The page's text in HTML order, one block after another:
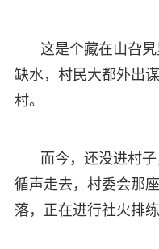
这是个藏在山旮
缺水，村民大都外出
村。
而今，还没进村
循声走去，村委会那
落，正在进行社火排练